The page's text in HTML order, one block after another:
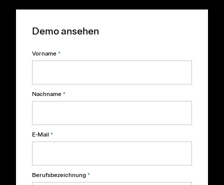
Demo ansehen
Vorname *
Nachname *
E-Mail *
Berufsbezeichnung *